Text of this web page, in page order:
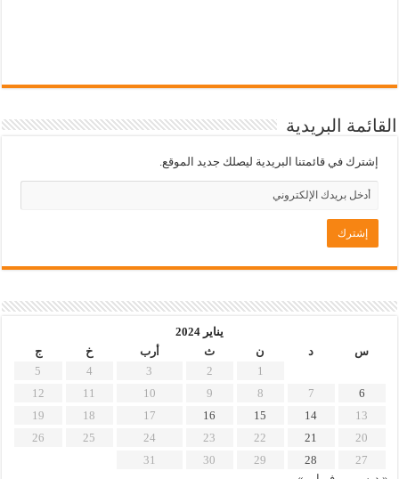
القائمة البريدية
إشترك في قائمتنا البريدية ليصلك جديد الموقع.
يناير 2024
س
د ن ث أرب خ
ج
1
2
3
4
5
6
7
8
9
10
11
12
13
14
15
16
17
18
19
20
21
22
23
24
25
26
27
28
29
30
31